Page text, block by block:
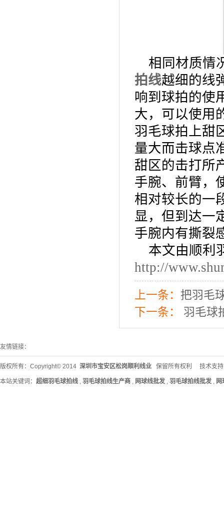
相同材质情
拍线越细的线
响到球拍的使
大，可以使用
羽毛球拍上甜
量大而击球点
甜区的击打所
手腕、前臂，
相对较长的一
显，但到达一
手腕内有撕裂
本文由顺利
http://
上一条： 把羽毛
下一条：
羽毛球
友情链接：
版权所有：Copyright© 2014 深圳市宝安区松岗顺利线业 保留所有权利 技术支
本站关键词： 超细羽毛球拍线 羽毛球拍线生产商 网球线批发 羽毛球拍线批发 网